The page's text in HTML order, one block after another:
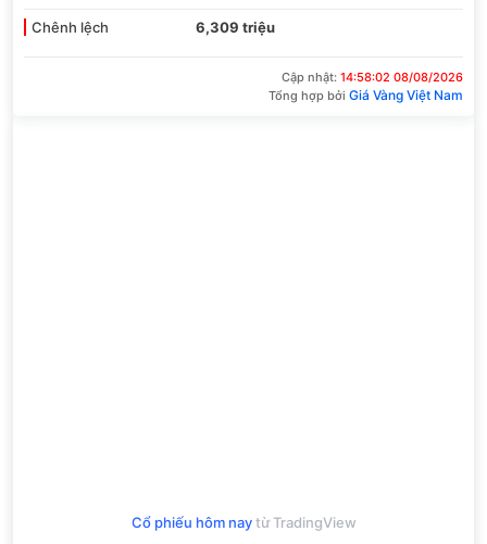
Chênh lệch 6,309 triệu
Cập nhật: 14:58:02 08/08/2026
Tổng hợp bởi Giá Vàng Việt Nam
Cổ phiếu hôm naytừ TradingView